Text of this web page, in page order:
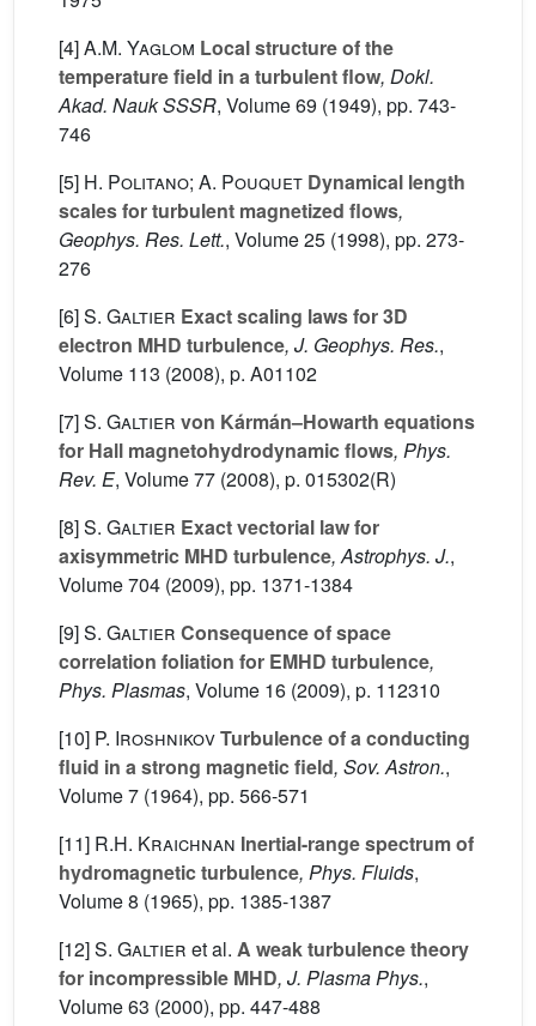
[4]A.M. Yaglom Local structure of the
temperature field in a turbulent flow, Dokl.
Akad. Nauk SSSR, Volume 69 (1949), pp. 743-
746
[5] H. Politano; A. Pouquet Dynamical length
scales for turbulent magnetized flows,
Geophys. Res. Lett., Volume 25 (1998), pp. 273-
276
[6]S. Galtier Exact scaling laws for 3D
electron MHD turbulence, J. Geophys. Res.,
Volume 113 (2008), p. A01102
[7]S. Galtier von Kármán–Howarth equations
for Hall magnetohydrodynamic flows, Phys.
Rev. E, Volume 77 (2008), p. 015302(R)
[8]S. Galtier Exact vectorial law for
axisymmetric MHD turbulence, Astrophys. J.,
Volume 704 (2009), pp. 1371-1384
[9]S. Galtier Consequence of space
correlation foliation for EMHD turbulence,
Phys. Plasmas, Volume 16 (2009), p. 112310
[10] P. IroshnikovTurbulence of a conducting
fluid in a strong magnetic field, Sov. Astron.,
Volume 7 (1964), pp. 566-571
[11] R.H. Kraichnan Inertial-range spectrum of
hydromagnetic turbulence, Phys. Fluids,
Volume 8 (1965), pp. 1385-1387
[12]S. Galtier et al. A weak turbulence theory
for incompressible MHD, J. Plasma Phys.,
Volume 63 (2000), pp. 447-488